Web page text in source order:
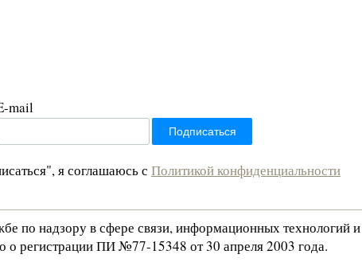
mail
я соглашаюсь с Политикой конфиденциальности
по надзору в сфере связи, информационных технологий
о регистрации ПИ №77-15348 от 30 апреля 2003 года.